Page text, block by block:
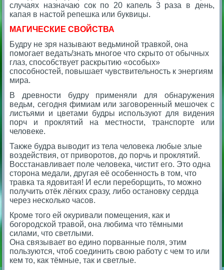
случаях назначаю сок по 20 капель 3 раза в день,
капая в настой репешка или буквицы.
МАГИЧЕСКИЕ СВОЙСТВА
Будру не зря называют ведьминой травкой, она
помогает ведать/знать многое что скрыто от обычных
глаз, способствует раскрытию «особых»
способностей, повышает чувствительность к энергиям
мира.
В древности будру применяли для обнаружения
ведьм, сегодня фимиам или заговоренный мешочек с
листьями и цветами будры используют для видения
порч и проклятий на местности, транспорте или
человеке.
Также будра выводит из тела человека любые злые
воздействия, от приворотов, до порчь и проклятий.
Восстанавливает поле человека, чистит его. Это одна
сторона медали, другая её особенность в том, что
травка та ядовитая! И если переборщить, то можно
получить отёк лёгких сразу, либо остановку сердца
через несколько часов.
Кроме того ей окуривали помещения, как и
богородской травой, она любима что тёмными
силами, что светлыми.
Она связывает во едино порванные поля, этим
пользуются, чтоб соединить свою работу с чем то или
кем то, как тёмные, так и светлые.